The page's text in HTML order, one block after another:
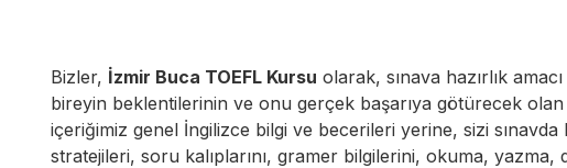
Bizler, İzmir Buca TOEFL Kursu olarak, sınava hazırlık
bireyin beklentilerinin ve onu gerçek başarıya götürecek olan
içeriğimiz genel İngilizce bilgi ve becerileri yerine, sizi
stratejileri, soru kalıplarını, gramer bilgilerini, okuma, yazma,